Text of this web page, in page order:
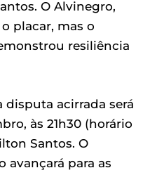
O Alvinegro,
placar, mas o
resiliência
acirrada será
às 21h30 (horário
Santos. O
avançará para as